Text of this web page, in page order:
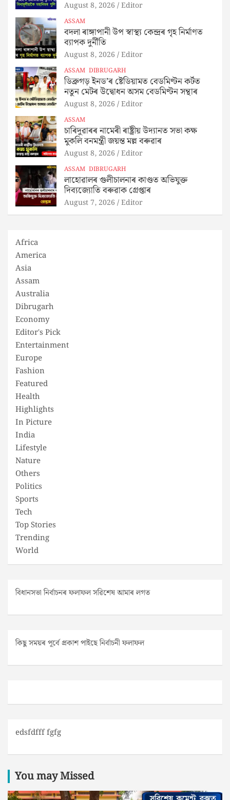
August 8, 2026 Editor
ASSAM
বদলা ৰাঙ্গাপানী উপ স্বাস্থ্য কেন্দ্ৰৰ গৃহ নিৰ্মাণত
ব্যাপক দুৰ্নীতি
August 8, 2026 Editor
ASSAM DIBRUGARH
ডিব্ৰুগড় ইনড’ৰ ষ্টেডিয়ামত বেডমিণ্টন কৰ্টত
নতুন মেটৰ উদ্বোধন অসম বেডমিণ্টন সন্থাৰ
August 8, 2026 Editor
ASSAM
চাৰিদুৱাৰৰ নামেৰী ৰাষ্ট্ৰীয় উদ্যানত সভা কক্ষ
মুকলি বনমন্ত্ৰী জয়ন্ত মল্ল বৰুৱাৰ
August 8, 2026 Editor
ASSAM DIBRUGARH
লাহোৱালৰ গুলীচালনাৰ কাণ্ডত অভিযুক্ত
দিব্যজ্যোতি বৰুৱাক গ্ৰেপ্তাৰ
August 7, 2026 Editor
Africa
America
Asia
Assam
Australia
Dibrugarh
Economy
Editor's Pick
Entertainment
Europe
Fashion
Featured
Health
Highlights
In Picture
India
Lifestyle
Nature
Others
Politics
Sports
Tech
Top Stories
Trending
World
বিধানসভা নিৰ্বাচনৰ ফলাফল সৱিশেষ আমাৰ লগত
কিছু সময়ৰ পূৰ্বে প্ৰকাশ পাইছে নিৰ্বাচনী ফলাফল
edsfdfff fgfg
You may Missed